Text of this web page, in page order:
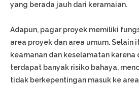
yang berada jauh dari keramaian.
Adapun, pagar proyek memiliki
area proyek dan area umum. Selain
keamanan dan keselamatan karena
terdapat banyak risiko bahaya,
tidak berkepentingan masuk ke